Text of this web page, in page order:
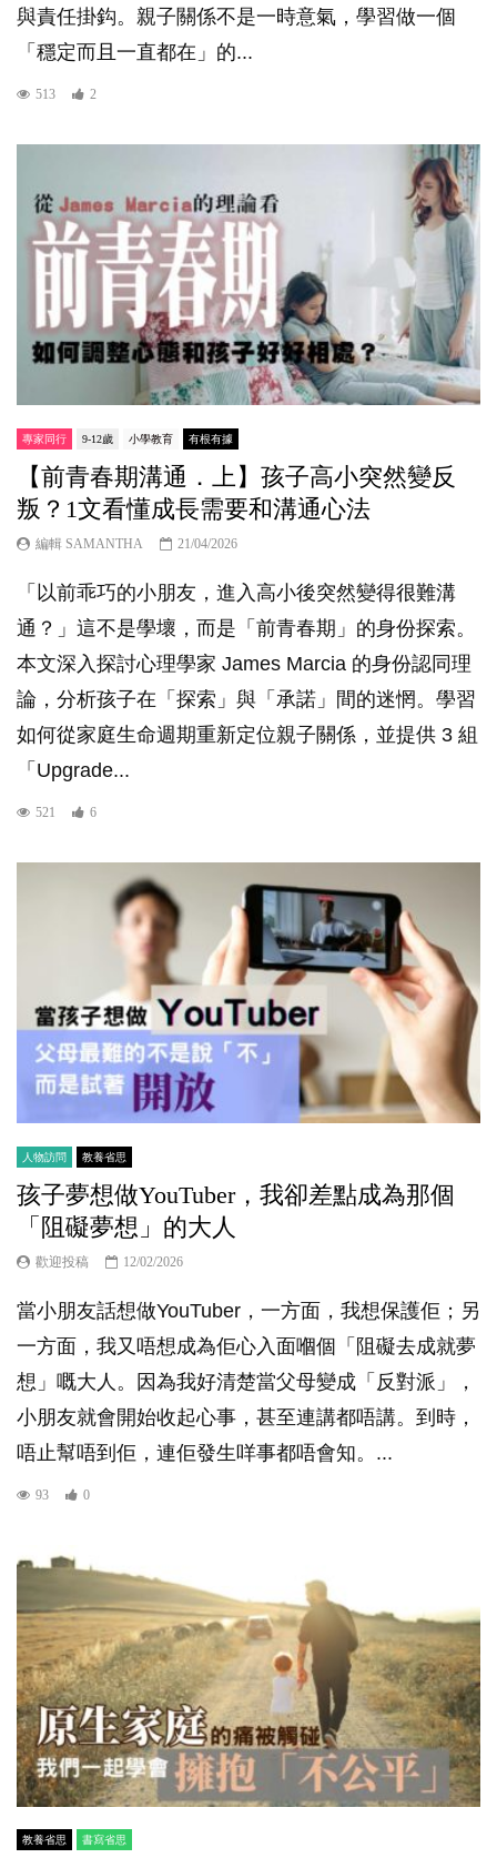
與責任掛鈎。親子關係不是一時意氣，學習做一個
「穩定而且一直都在」的...
513 2
專家同行 9-12歲 小學教育 有根有據
【前青春期溝通．上】孩子高小突然變反
叛？1文看懂成長需要和溝通心法
編輯 SAMANTHA 21/04/2026
「以前乖巧的小朋友，進入高小後突然變得很難溝
通？」這不是學壞，而是「前青春期」的身份探索。
本文深入探討心理學家 James Marcia 的身份認同理
論，分析孩子在「探索」與「承諾」間的迷惘。學習
如何從家庭生命週期重新定位親子關係，並提供 3 組
「Upgrade...
521 6
人物訪問 教養省思
孩子夢想做YouTuber，我卻差點成為那個
「阻礙夢想」的大人
歡迎投稿 12/02/2026
當小朋友話想做YouTuber，一方面，我想保護佢；另
一方面，我又唔想成為佢心入面嗰個「阻礙去成就夢
想」嘅大人。因為我好清楚當父母變成「反對派」，
小朋友就會開始收起心事，甚至連講都唔講。到時，
唔止幫唔到佢，連佢發生咩事都唔會知。...
93 0
教養省思 書寫省思